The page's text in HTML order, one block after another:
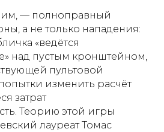
— полноправный
а не только нападения:
«ведётся
над пустым кронштейном,
пультовой
изменить расчёт
затрат
Теорию этой игры
лауреат Томас